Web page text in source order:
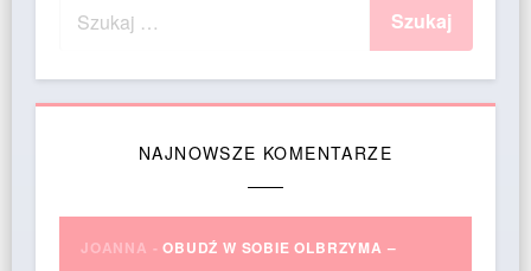
NAJNOWSZE KOMENTARZE
JOANNA -OBUDŹ W SOBIE OLBRZYMA –